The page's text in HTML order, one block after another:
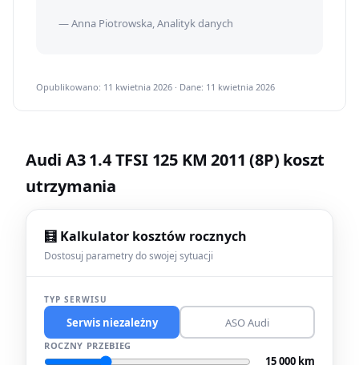
— Anna Piotrowska, Analityk danych
Opublikowano: 11 kwietnia 2026 · Dane: 11 kwietnia 2026
Audi A3 1.4 TFSI 125 KM 2011 (8P) koszt
utrzymania
🧮 Kalkulator kosztów rocznych
Dostosuj parametry do swojej sytuacji
TYP SERWISU
Serwis niezależny ASO Audi
ROCZNY PRZEBIEG
15 000 km